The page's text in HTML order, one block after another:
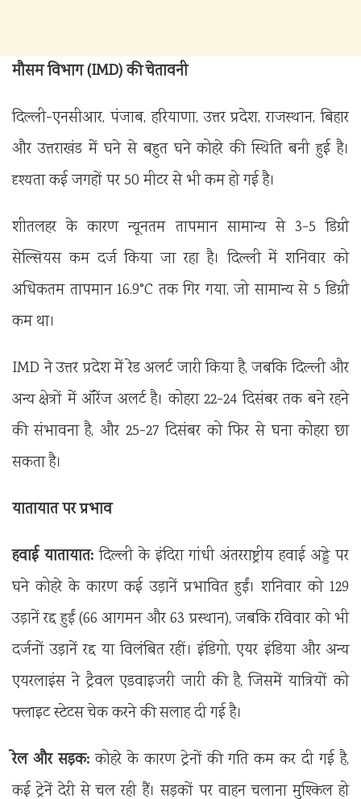
मौसम विभाग (IMD) की चेतावनी
दिल्ली-एनसीआर, पंजाब, हरियाणा, उत्तर प्रदेश, राजस्थान, बिहार
और उत्तराखंड में घने से बहुत घने कोहरे की स्थिति बनी हुई है।
दृश्यता कई जगहों पर 50 मीटर से भी कम हो गई है।
शीतलहर के कारण न्यूनतम तापमान सामान्य से 3-5 डिग्री
सेल्सियस कम दर्ज किया जा रहा है। दिल्ली में शनिवार को
अधिकतम तापमान 16.9°C तक गिर गया, जो सामान्य से 5 डिग्री
कम था।
IMD ने उत्तर प्रदेश में रेड अलर्ट जारी किया है, जबकि दिल्ली और
अन्य क्षेत्रों में ऑरेंज अलर्ट है। कोहरा 22-24 दिसंबर तक बने रहने
की संभावना है, और 25-27 दिसंबर को फिर से घना कोहरा छा
सकता है।
यातायात पर प्रभाव
हवाई यातायात:दिल्ली के इंदिरा गांधी अंतरराष्ट्रीय हवाई अड्डे पर
घने कोहरे के कारण कई उड़ानें प्रभावित हुईं। शनिवार को 129
उड़ानें रद्द हुईं (66 आगमन और 63 प्रस्थान), जबकि रविवार को भी
दर्जनों उड़ानें रद्द या विलंबित रहीं। इंडिगो, एयर इंडिया और अन्य
एयरलाइंस ने ट्रैवल एडवाइजरी जारी की है, जिसमें यात्रियों को
फ्लाइट स्टेटस चेक करने की सलाह दी गई है।
रेल और सड़क:कोहरे के कारण ट्रेनों की गति कम कर दी गई है,
कई ट्रेनें देरी से चल रही हैं। सड़कों पर वाहन चलाना मुश्किल हो